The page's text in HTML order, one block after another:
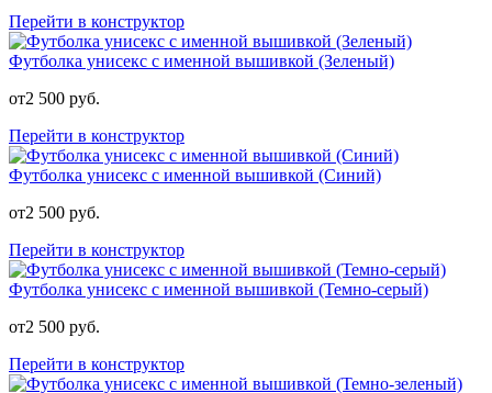
Перейти в конструктор
Футболка унисекс с именной вышивкой (Зеленый)
от2 500 руб.
Перейти в конструктор
Футболка унисекс с именной вышивкой (Синий)
от2 500 руб.
Перейти в конструктор
Футболка унисекс с именной вышивкой (Темно-серый)
от2 500 руб.
Перейти в конструктор